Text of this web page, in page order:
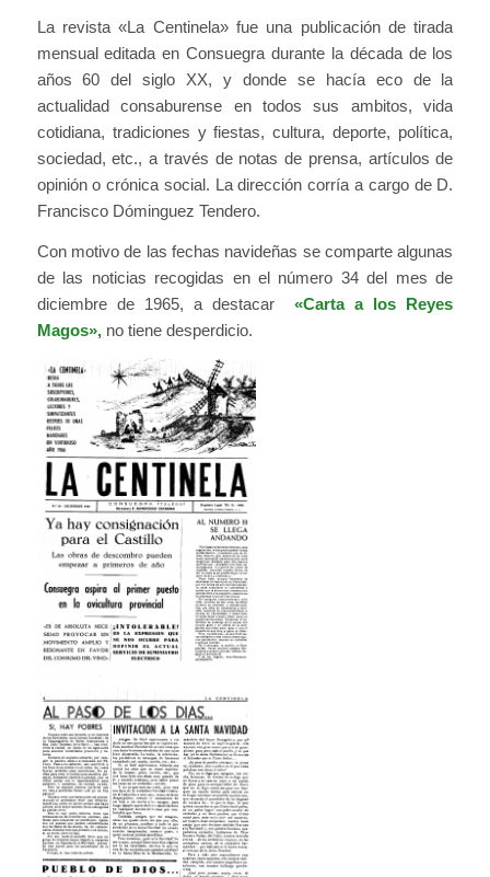
La revista «La Centinela» fue una publicación de tirada
mensual editada en Consuegra durante la década de los
años 60 del siglo XX, y donde se hacía eco de la
actualidad consaburense en todos sus ambitos, vida
cotidiana, tradiciones y fiestas, cultura, deporte, política,
sociedad, etc., a través de notas de prensa, artículos de
opinión o crónica social. La dirección corría a cargo de D.
Francisco Dóminguez Tendero.
Con motivo de las fechas navideñas se comparte algunas
de las noticias recogidas en el número 34 del mes de
diciembre de 1965, a destacar
«Carta a los Reyes
Magos»,no tiene desperdicio.